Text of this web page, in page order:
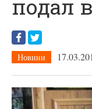
КОНТАКТИ
подал
Новини